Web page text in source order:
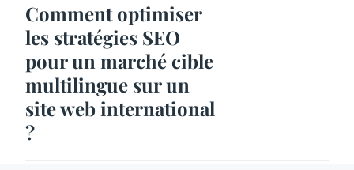
Comment optimiser
les stratégies SEO
pour un marché cible
multilingue sur un
site web international
?